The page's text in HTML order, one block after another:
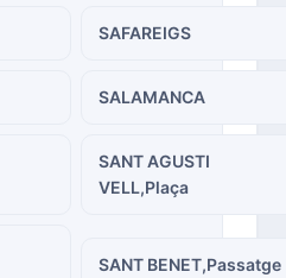
SAFAREIGS
SALAMANCA
SANT AGUSTI
VELL,Plaça
SANT BENET,Passatge